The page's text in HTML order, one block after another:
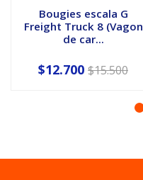
Bougies escala G
Freight Truck 8 (Vagon
de car...
$12.700 $15.500